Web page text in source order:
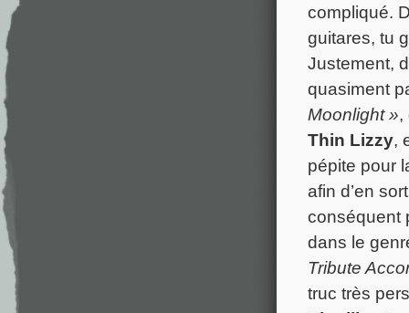
compliqué.
guitares, tu
Justement,
quasiment
Moonlight »,
Thin Lizzy,
pépite pour
afin d’en
conséquent
dans le
Tribute
truc très